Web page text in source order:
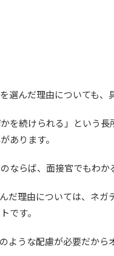
んだ理由についても、
を続けられる」という
あります。
ならば、面接官でもわか
だ理由については、ネ
です。
ような配慮が必要だから